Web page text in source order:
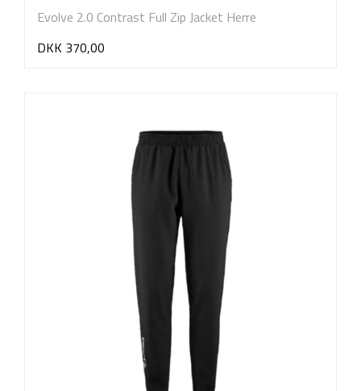
Evolve 2.0 Contrast Full Zip Jacket Herre
DKK 370,00